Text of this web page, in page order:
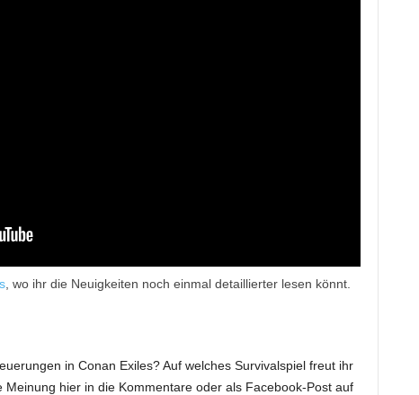
, wo ihr die Neuigkeiten noch einmal detaillierter lesen könnt.
in Conan Exiles? Auf welches Survivalspiel freut ihr
hier in die Kommentare oder als Facebook-Post auf